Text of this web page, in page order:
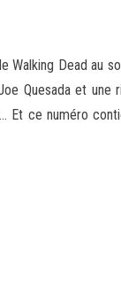
Dead au
Quesada et une
Et ce numéro